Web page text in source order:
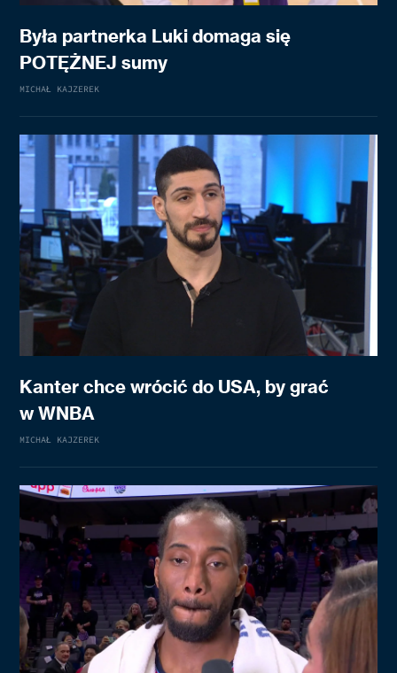
Była partnerka Luki domaga się
POTĘŻNEJ sumy
MICHAŁ KAJZEREK
Kanter chce wrócić do USA, by grać
w WNBA
MICHAŁ KAJZEREK